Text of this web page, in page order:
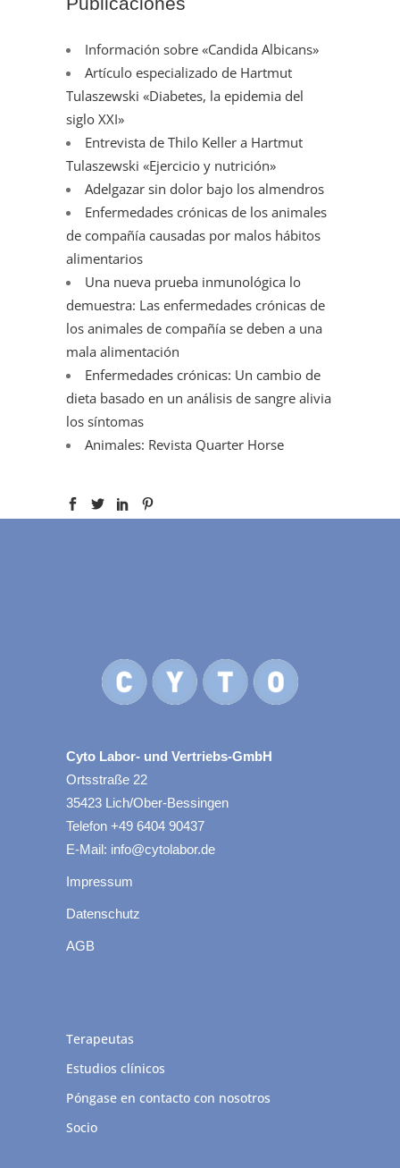
Información sobre «Candida Albicans»
Artículo especializado de Hartmut
Tulaszewski «Diabetes, la epidemia del
siglo XXI»
Entrevista de Thilo Keller a Hartmut
Tulaszewski «Ejercicio y nutrición»
Adelgazar sin dolor bajo los almendros
Enfermedades crónicas de los animales
de compañía causadas por malos hábitos
alimentarios
Una nueva prueba inmunológica lo
demuestra: Las enfermedades crónicas de
los animales de compañía se deben a una
mala alimentación
Enfermedades crónicas: Un cambio de
dieta basado en un análisis de sangre alivia
los síntomas
Animales: Revista Quarter Horse
Cyto Labor- und Vertriebs-GmbH
Ortsstraße 22
35423 Lich/Ober-Bessingen
Telefon +49 6404 90437
E-Mail: info@cytolabor.de
Impressum
Datenschutz
AGB
Terapeutas
Estudios clínicos
Póngase en contacto con nosotros
Socio